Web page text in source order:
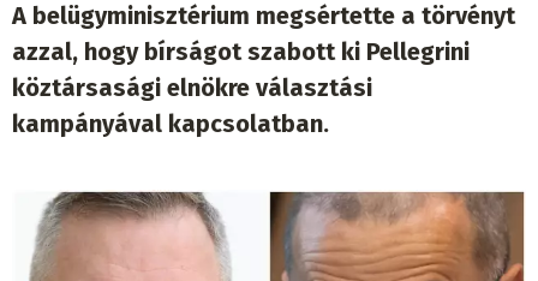
A belügyminisztérium megsértette a törvényt
azzal, hogy bírságot szabott ki Pellegrini
köztársasági elnökre választási
kampányával kapcsolatban.